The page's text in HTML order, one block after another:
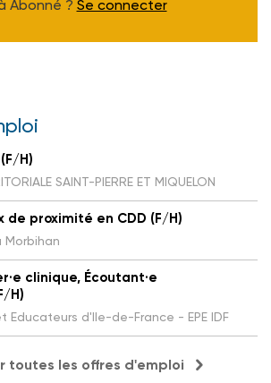
Abonné ? Se connecter
H)
SAINT-PIERRE ET MIQUELON
de proximité en CDD (F/H)
clinique, Écoutant·e
H)
Educateurs d'Ile-de-France - EPE IDF
toutes les offres d'emploi